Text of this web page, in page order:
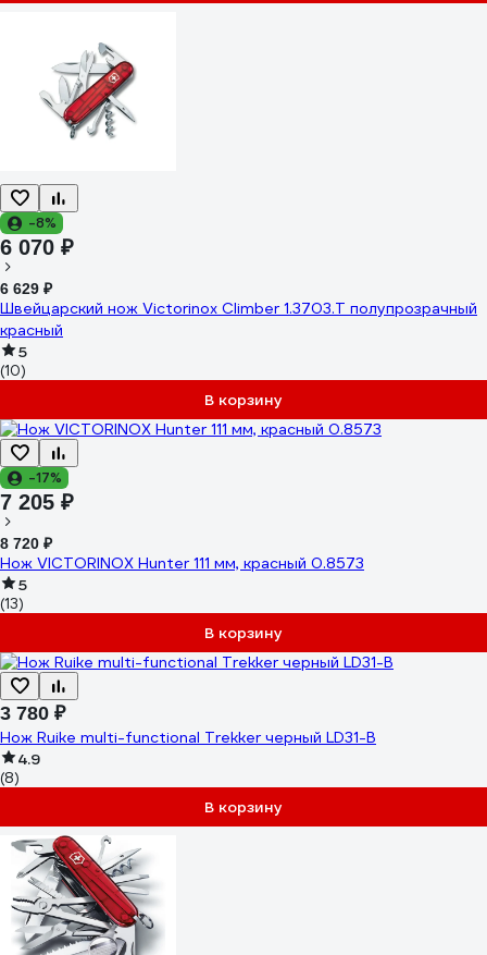
-8%
6 070 ₽
6 629 ₽
Швейцарский нож Victorinox Climber 1.3703.T полупрозрачный
красный
5
(10)
В корзину
-17%
7 205 ₽
8 720 ₽
Нож VICTORINOX Hunter 111 мм, красный 0.8573
5
(13)
В корзину
3 780 ₽
Нож Ruike multi-functional Trekker черный LD31-B
4.9
(8)
В корзину